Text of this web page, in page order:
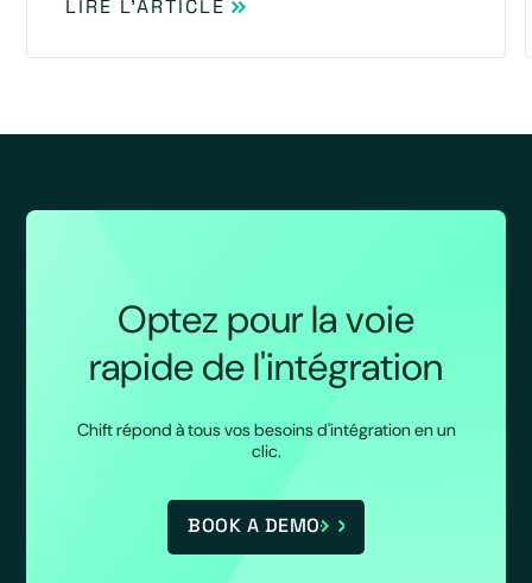
LIRE L'ARTICLE
Optez pour la voie
rapide de l'intégration
Chift répond à tous vos besoins d'intégration en un
clic.
BOOK A DEMO